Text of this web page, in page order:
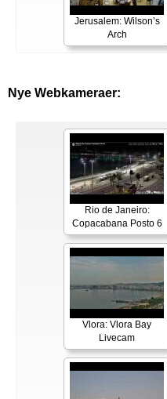
Jerusalem: Wilson’s
Arch
Nye Webkameraer:
Rio de Janeiro:
Copacabana Posto 6
Vlora: Vlora Bay
Livecam